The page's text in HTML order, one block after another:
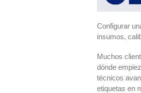
Configurar
insumos,
Muchos
dónde
técnicos
etiquetas en